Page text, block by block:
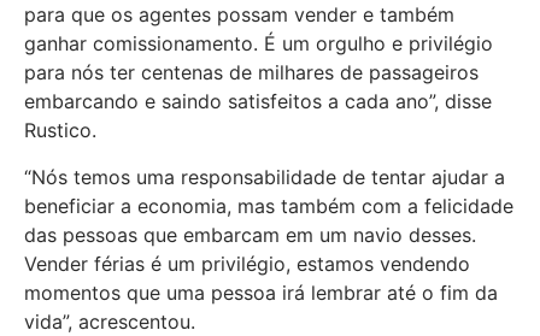
para que os agentes possam vender e também
ganhar comissionamento. É um orgulho e privilégio
para nós ter centenas de milhares de passageiros
embarcando e saindo satisfeitos a cada ano”, disse
Rustico.
“Nós temos uma responsabilidade de tentar ajudar a
beneficiar a economia, mas também com a felicidade
das pessoas que embarcam em um navio desses.
Vender férias é um privilégio, estamos vendendo
momentos que uma pessoa irá lembrar até o fim da
vida”, acrescentou.